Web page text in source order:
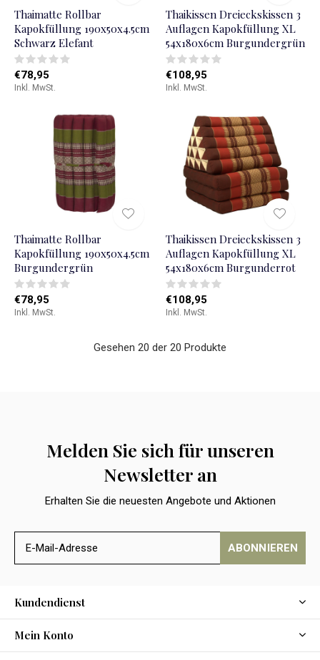
Thaimatte Rollbar
Kapokfüllung 190x50x4.5cm
Schwarz Elefant
€78,95
Inkl. MwSt.
Thaikissen Dreieckskissen 3
Auflagen Kapokfüllung XL
54x180x6cm Burgundergrün
€108,95
Inkl. MwSt.
Thaimatte Rollbar
Kapokfüllung 190x50x4.5cm
Burgundergrün
€78,95
Inkl. MwSt.
Thaikissen Dreieckskissen 3
Auflagen Kapokfüllung XL
54x180x6cm Burgunderrot
€108,95
Inkl. MwSt.
Gesehen 20 der 20 Produkte
Melden Sie sich für unseren
Newsletter an
Erhalten Sie die neuesten Angebote und Aktionen
ABONNIEREN
Kundendienst
Mein Konto